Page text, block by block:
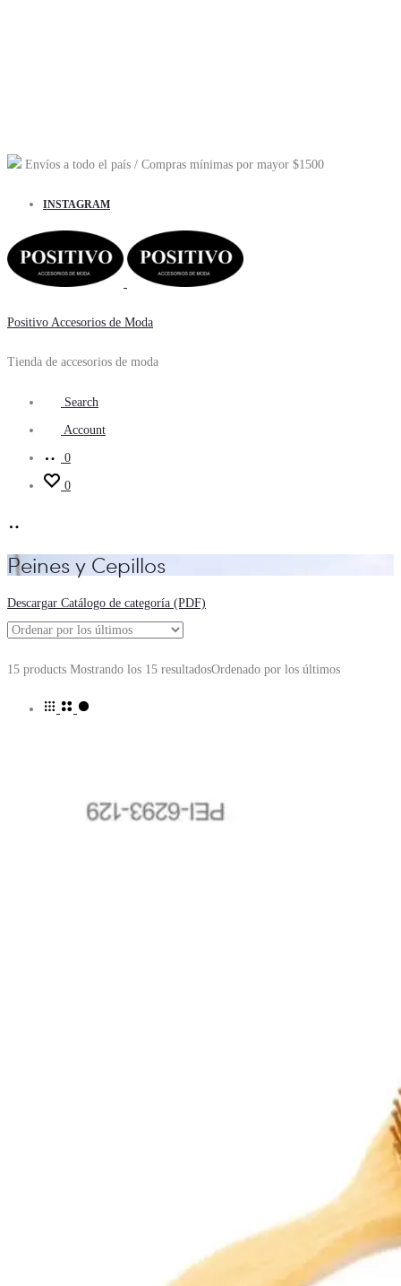
Envíos a todo el país / Compras mínimas por mayor $1500
INSTAGRAM
Positivo Accesorios de Moda
Tienda de accesorios de moda
Search
Account
0
0
Peines y Cepillos
Descargar Catálogo de categoría (PDF)
15 products Mostrando los 15 resultadosOrdenado por los últimos